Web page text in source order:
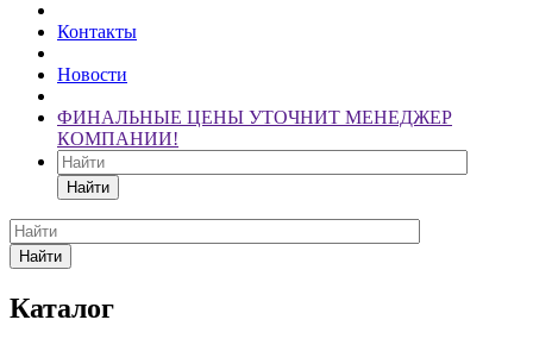
Контакты
Новости
ФИНАЛЬНЫЕ ЦЕНЫ УТОЧНИТ МЕНЕДЖЕР
КОМПАНИИ!
Найти
Найти
Каталог